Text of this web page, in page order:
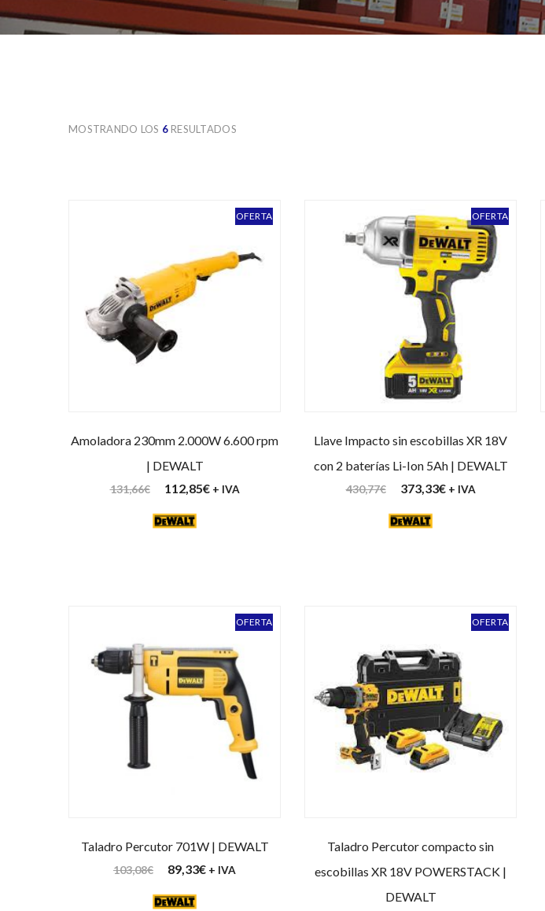
ERGOWELD
IMCOINSA
KARPA TOOLS
MOSTRANDO LOS 6RESULTADOS
OFERTA
Amoladora 230mm 2.000W 6.600 rpm
| DEWALT
131,66€ 112,85€ + IVA
OFERTA
Llave Impacto sin escobillas XR 18V
con 2 baterías Li-Ion 5Ah | DEWALT
430,77€ 373,33€ + IVA
OFERTA
Taladro Percutor 701W | DEWALT
103,08€ 89,33€ + IVA
OFERTA
Taladro Percutor compacto sin
escobillas XR 18V POWERSTACK |
DEWALT